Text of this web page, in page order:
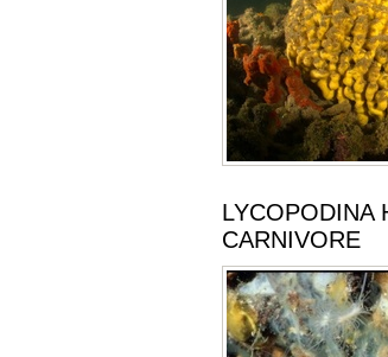
LYCOPODINA
CARNIVORE